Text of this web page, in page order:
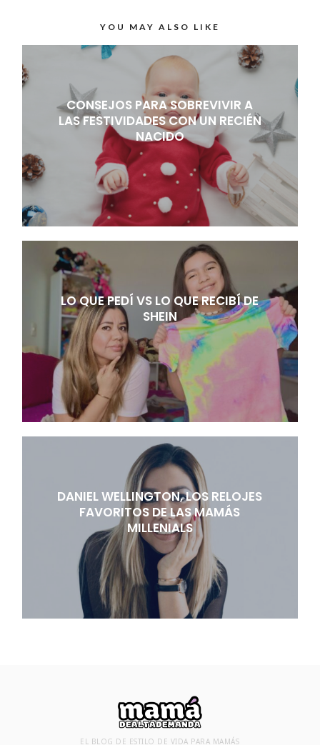
YOU MAY ALSO LIKE
CONSEJOS PARA SOBREVIVIR A
LAS FESTIVIDADES CON UN RECIÉN
NACIDO
LO QUE PEDÍ VS LO QUE RECIBÍ DE
SHEIN
DANIEL WELLINGTON, LOS RELOJES
FAVORITOS DE LAS MAMÁS
MILLENIALS
EL BLOG DE ESTILO DE VIDA PARA MAMÁS